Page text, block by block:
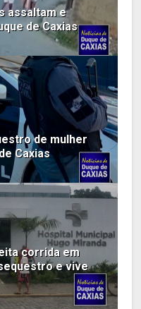
assaltam e
de Caxias
de mulher
Caxias
corrida em
e vive